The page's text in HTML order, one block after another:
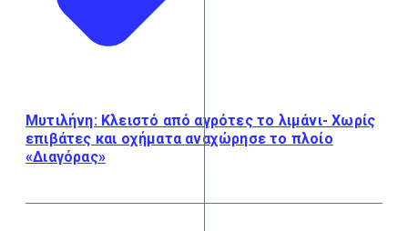
Μυτιλήνη: Κλειστό από αγρότες το λιμάνι- Χωρίς
επιβάτες και οχήματα αναχώρησε το πλοίο
«Διαγόρας»